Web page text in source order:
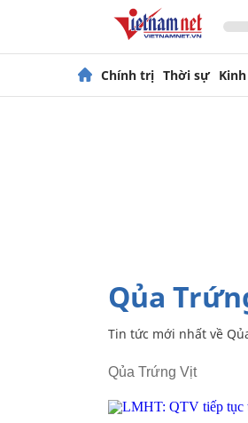
Chính trị Thời sự
Qủa
Tin tức mới nhất về
Qủa Trứng Vịt